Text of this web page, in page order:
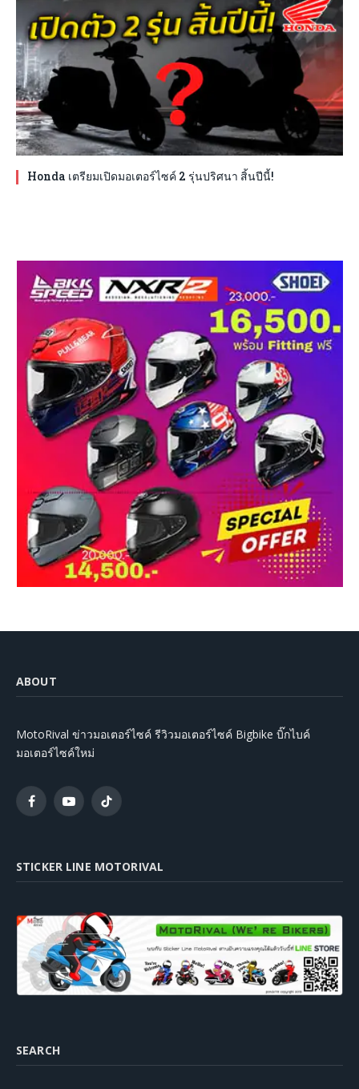
Honda เตรียมเปิดมอเตอร์ไซค์ 2 รุ่นปริศนา สิ้นปีนี้!
ABOUT
MotoRival ข่าวมอเตอร์ไซค์ รีวิวมอเตอร์ไซค์ Bigbike บิ๊กไบค์
มอเตอร์ไซค์ใหม่
FacebookYouTubeTikTok
STICKER LINE MOTORIVAL
SEARCH